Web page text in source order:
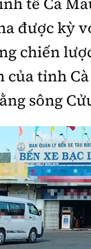
được kỳ
chiến
của tỉnh
sông